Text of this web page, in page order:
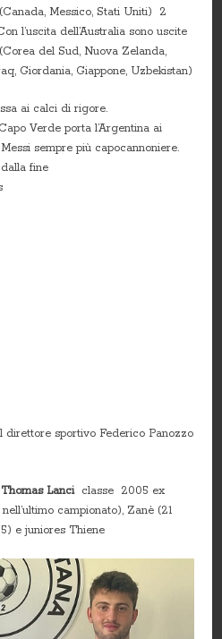
Messico, Stati Uniti) 2
l’uscita dell’Australia sono uscite
del Sud, Nuova Zelanda,
Giordania, Giappone, Uzbekistan)
ai calci di rigore.
Verde porta l’Argentina ai
sempre più capocannoniere.
fine
direttore sportivo Federico Panozzo
Thomas Lanci classe 2005 ex
campionato), Zanè (21
e juniores Thiene